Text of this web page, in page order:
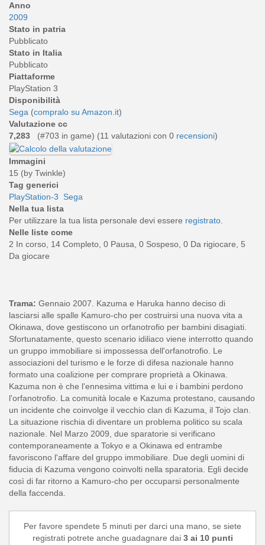
Anno
2009
Stato in patria
Pubblicato
Stato in Italia
Pubblicato
Piattaforme
PlayStation 3
Disponibilità
Sega (compralo su Amazon.it)
Valutazione cc
7,283
(#703 in game) (11 valutazioni con 0 recensioni)
Immagini
15 (by Twinkle)
Tag generici
PlayStation-3
Sega
Nella tua lista
Per utilizzare la tua lista personale devi essere registrato
Nelle liste come
2 In corso, 14 Completo, 0 Pausa, 0 Sospeso, 0 Da rigiocare, 5
Da giocare
Trama: Gennaio 2007. Kazuma e Haruka hanno deciso di
lasciarsi alle spalle Kamuro-cho per costruirsi una nuova vita a
Okinawa, dove gestiscono un orfanotrofio per bambini disagiati.
Sfortunatamente, questo scenario idiliaco viene interrotto quando
un gruppo immobiliare si impossessa dell'orfanotrofio. Le
associazioni del turismo e le forze di difesa nazionale hanno
formato una coalizione per comprare proprietà a Okinawa.
Kazuma non è che l'ennesima vittima e lui e i bambini perdono
l'orfanotrofio. La comunità locale e Kazuma protestano, causando
un incidente che coinvolge il vecchio clan di Kazuma, il Tojo clan.
La situazione rischia di diventare un problema politico su scala
nazionale. Nel Marzo 2009, due sparatorie si verificano
contemporaneamente a Tokyo e a Okinawa ed entrambe
favoriscono l'affare del gruppo immobiliare. Due degli uomini di
fiducia di Kazuma vengono coinvolti nella sparatoria. Egli decide
così di far ritorno a Kamuro-cho per occuparsi personalmente
della faccenda.
Per favore spendete 5 minuti per darci una mano, se siete
registrati potrete anche guadagnare dai 3 ai 10 punti